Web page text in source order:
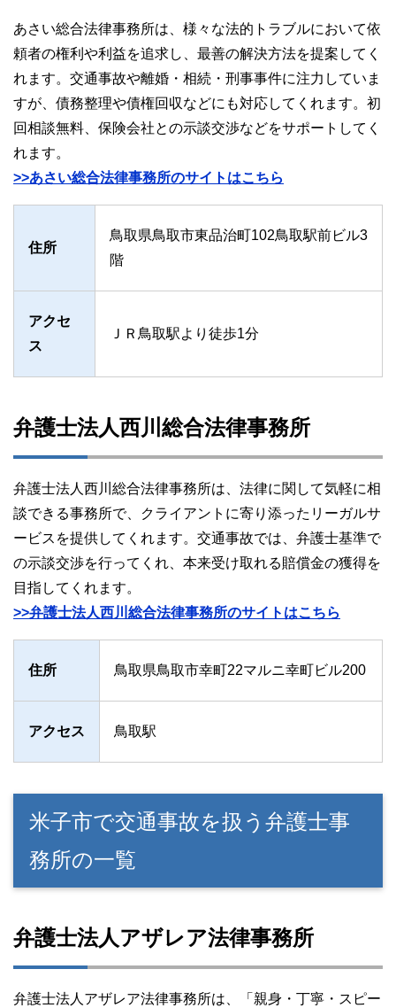
あさい総合法律事務所は、様々な法的トラブルにおいて依
頼者の権利や利益を追求し、最善の解決方法を提案してく
れます。交通事故や離婚・相続・刑事事件に注力していま
すが、債務整理や債権回収などにも対応してくれます。初
回相談無料、保険会社との示談交渉などをサポートしてく
れます。
>>あさい総合法律事務所のサイトはこちら
住所
鳥取県鳥取市東品治町102鳥取駅前ビル3
階
アクセ
ス
ＪＲ鳥取駅より徒歩1分
弁護士法人西川総合法律事務所
弁護士法人西川総合法律事務所は、法律に関して気軽に相
談できる事務所で、クライアントに寄り添ったリーガルサ
ービスを提供してくれます。交通事故では、弁護士基準で
の示談交渉を行ってくれ、本来受け取れる賠償金の獲得を
目指してくれます。
>>弁護士法人西川総合法律事務所のサイトはこちら
住所 鳥取県鳥取市幸町22マルニ幸町ビル200
アクセス 鳥取駅
米子市で交通事故を扱う弁護士事
務所の一覧
弁護士法人アザレア法律事務所
弁護士法人アザレア法律事務所は、「親身・丁寧・スピー